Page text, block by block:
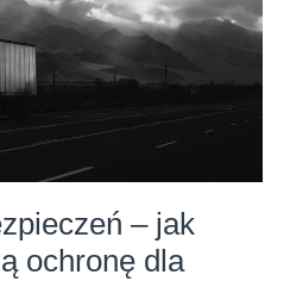
– jak
ochronę dla